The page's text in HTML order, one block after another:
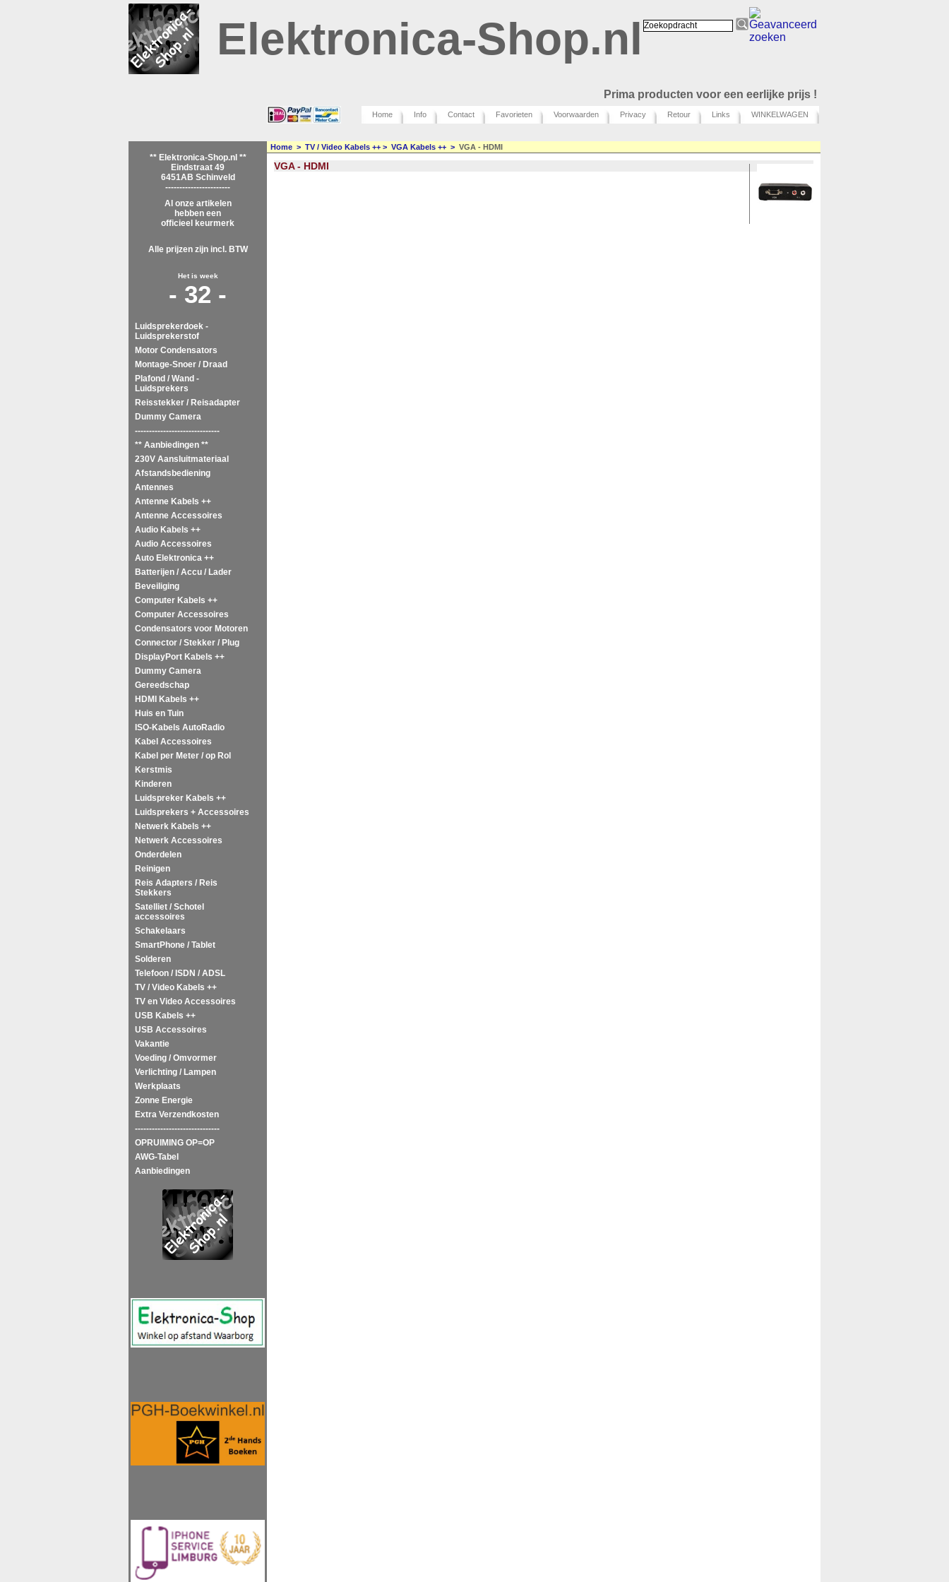
Elektronica-Shop.nl
Prima producten voor een eerlijke prijs !
Home Info Contact Favorieten Voorwaarden Privacy Retour Links WINKELWAGEN
** Elektronica-Shop.nl **
Eindstraat 49
6451AB Schinveld
-----------------------
Al onze artikelen
hebben een
officieel keurmerk
Alle prijzen zijn incl. BTW
Het is week
- 32 -
Luidsprekerdoek -
Luidsprekerstof
Motor Condensators
Montage-Snoer / Draad
Plafond / Wand -
Luidsprekers
Reisstekker / Reisadapter
Dummy Camera
------------------------------
** Aanbiedingen **
230V Aansluitmateriaal
Afstandsbediening
Antennes
Antenne Kabels ++
Antenne Accessoires
Audio Kabels ++
Audio Accessoires
Auto Elektronica ++
Batterijen / Accu / Lader
Beveiliging
Computer Kabels ++
Computer Accessoires
Condensators voor Motoren
Connector / Stekker / Plug
DisplayPort Kabels ++
Dummy Camera
Gereedschap
HDMI Kabels ++
Huis en Tuin
ISO-Kabels AutoRadio
Kabel Accessoires
Kabel per Meter / op Rol
Kerstmis
Kinderen
Luidspreker Kabels ++
Luidsprekers + Accessoires
Netwerk Kabels ++
Netwerk Accessoires
Onderdelen
Reinigen
Reis Adapters / Reis
Stekkers
Satelliet / Schotel
accessoires
Schakelaars
SmartPhone / Tablet
Solderen
Telefoon / ISDN / ADSL
TV / Video Kabels ++
TV en Video Accessoires
USB Kabels ++
USB Accessoires
Vakantie
Voeding / Omvormer
Verlichting / Lampen
Werkplaats
Zonne Energie
Extra Verzendkosten
------------------------------
OPRUIMING OP=OP
AWG-Tabel
Aanbiedingen
Home > TV / Video Kabels ++ > VGA Kabels ++ > VGA - HDMI
VGA - HDMI